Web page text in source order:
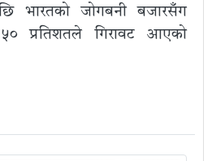
भारतको जोगबनी बजारसँग
५० प्रतिशतले गिरावट आएको